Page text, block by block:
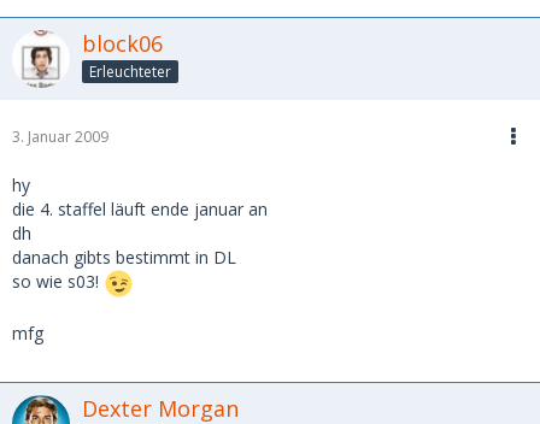
block06
Erleuchteter
3. Januar 2009
hy
die 4. staffel läuft ende januar an
dh
danach gibts bestimmt in DL
so wie s03!
mfg
Dexter Morgan